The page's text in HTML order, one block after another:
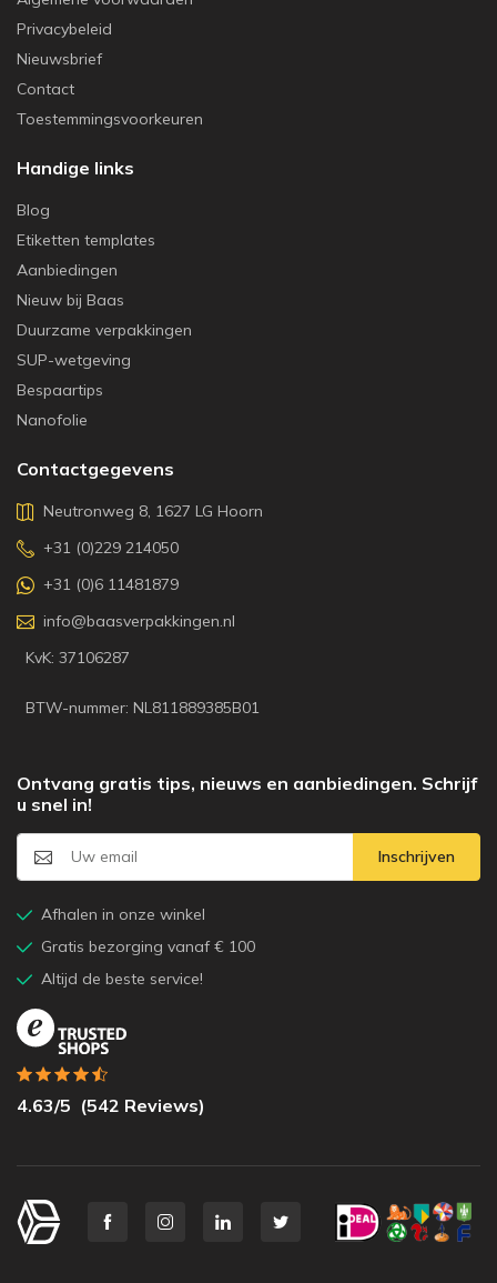
Privacybeleid
Nieuwsbrief
Contact
Toestemmingsvoorkeuren
Handige links
Blog
Etiketten templates
Aanbiedingen
Nieuw bij Baas
Duurzame verpakkingen
SUP-wetgeving
Bespaartips
Nanofolie
Contactgegevens
Neutronweg 8, 1627 LG Hoorn
+31 (0)229 214050
+31 (0)6 11481879
info@baasverpakkingen.nl
KvK: 37106287
BTW-nummer: NL811889385B01
Ontvang gratis tips, nieuws en aanbiedingen. Schrijf
u snel in!
Inschrijven
Afhalen in onze winkel
Gratis bezorging vanaf € 100
Altijd de beste service!
4.63/5 (542 Reviews)